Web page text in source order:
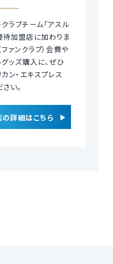
ラブチーム「アスル
待加盟店に加わりま
ファンクラブ）会費や
グッズ購入に、ぜひ
ン・エキスプレス
い。
詳細はこちら